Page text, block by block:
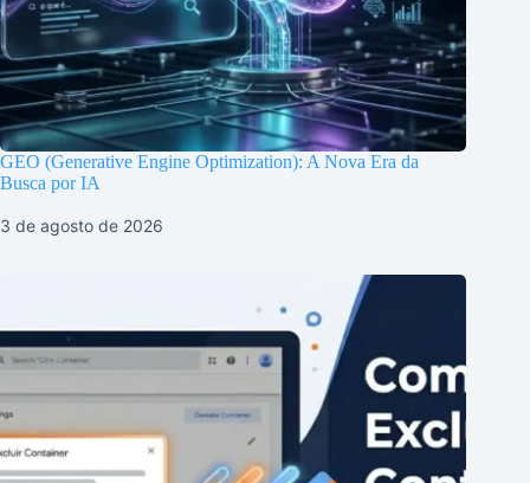
GEO (Generative Engine Optimization): A Nova Era da
Busca por IA
3 de agosto de 2026